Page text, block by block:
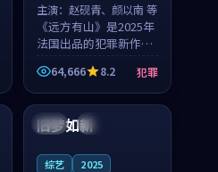
主演： 赵砚青、颜以南 等
《远方有山》是2025年
法国出品的犯罪新作，
主创团队希望用高校追
梦的故事让观众停下来
想一想。赵砚青领衔，
颜以南担任重要角色，
山田纯一的叙事节奏
64,666 8.2 犯罪
中国 高分
旧梦如新
综艺 2025